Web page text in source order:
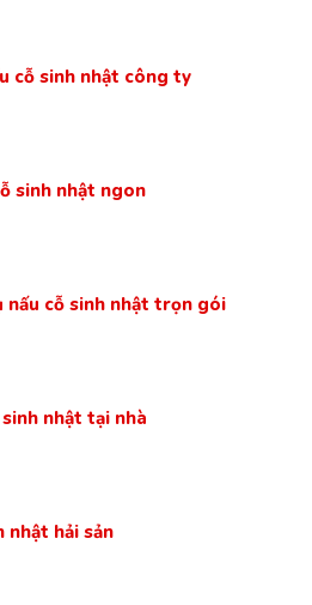
cỗ sinh nhật công ty
sinh nhật ngon
nấu cỗ sinh nhật trọn gói
nhật tại nhà
nhật hải sản